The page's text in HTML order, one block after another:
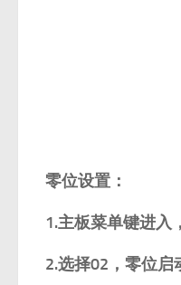
零位设置：
1.主板菜单键进入
2.选择02，零位启